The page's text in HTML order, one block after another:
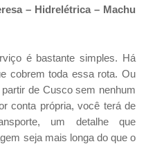
– Hidrelétrica – Machu
é bastante simples. Há
cobrem toda essa rota. Ou
de Cusco sem nenhum
conta própria, você terá de
um detalhe que
seja mais longa do que o